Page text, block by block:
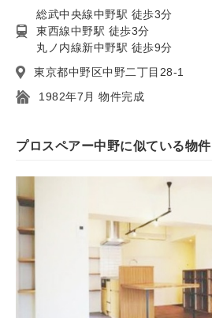
総武中央線中野駅 徒歩3分
東西線中野駅 徒歩3分
丸ノ内線新中野駅 徒歩9分
東京都中野区中野二丁目28-1
1982年7月 物件完成
プロスペアー中野に似ている物件